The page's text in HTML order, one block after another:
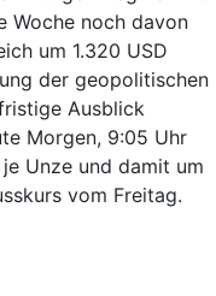
Woche noch davon
um 1.320 USD
der geopolitischen
Ausblick
Morgen, 9:05 Uhr
Unze und damit um
vom Freitag.